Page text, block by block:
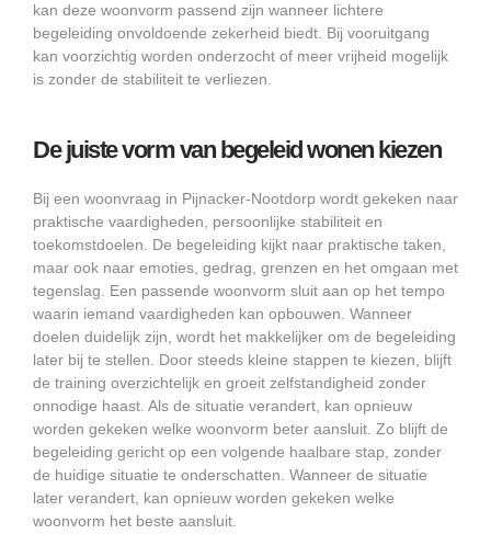
kan deze woonvorm passend zijn wanneer lichtere
begeleiding onvoldoende zekerheid biedt. Bij vooruitgang
kan voorzichtig worden onderzocht of meer vrijheid mogelijk
is zonder de stabiliteit te verliezen.
De juiste vorm van begeleid wonen kiezen
Bij een woonvraag in Pijnacker-Nootdorp wordt gekeken naar
praktische vaardigheden, persoonlijke stabiliteit en
toekomstdoelen. De begeleiding kijkt naar praktische taken,
maar ook naar emoties, gedrag, grenzen en het omgaan met
tegenslag. Een passende woonvorm sluit aan op het tempo
waarin iemand vaardigheden kan opbouwen. Wanneer
doelen duidelijk zijn, wordt het makkelijker om de begeleiding
later bij te stellen. Door steeds kleine stappen te kiezen, blijft
de training overzichtelijk en groeit zelfstandigheid zonder
onnodige haast. Als de situatie verandert, kan opnieuw
worden gekeken welke woonvorm beter aansluit. Zo blijft de
begeleiding gericht op een volgende haalbare stap, zonder
de huidige situatie te onderschatten. Wanneer de situatie
later verandert, kan opnieuw worden gekeken welke
woonvorm het beste aansluit.